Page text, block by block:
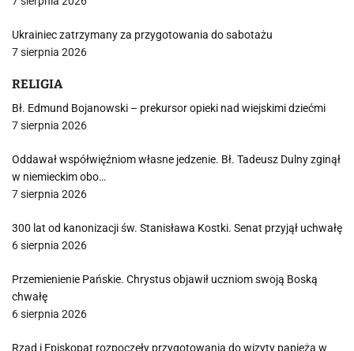
Ukrainiec zatrzymany za przygotowania do sabotażu
7 sierpnia 2026
RELIGIA
Bł. Edmund Bojanowski – prekursor opieki nad wiejskimi dziećmi
7 sierpnia 2026
Oddawał współwięźniom własne jedzenie. Bł. Tadeusz Dulny zginął
w niemieckim obo…
7 sierpnia 2026
300 lat od kanonizacji św. Stanisława Kostki. Senat przyjął uchwałę
6 sierpnia 2026
Przemienienie Pańskie. Chrystus objawił uczniom swoją Boską
chwałę
6 sierpnia 2026
Rząd i Episkopat rozpoczęły przygotowania do wizyty papieża w